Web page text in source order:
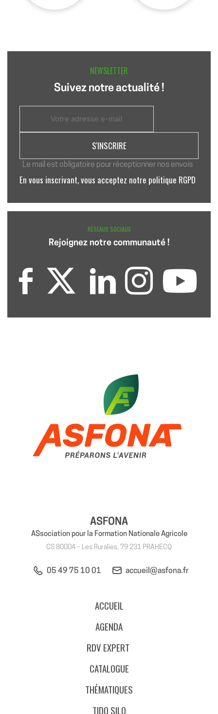
NEWSLETTER
Suivez notre actualité !
Le mail est obligatoire pour réceptionner nos envois
En vous inscrivant, vous acceptez notre politique RGPD
RÉSEAUX SOCIAUX
Rejoignez notre communauté !
ASFONA
ASsociation pour la Formation Nationale Agricole
CS 80004 – Les Ruralies, 79 231 PRAHECQ
05 49 75 10 01 accueil@asfona.fr
ACCUEIL
AGENDA
RDV EXPERT
CATALOGUE
THÉMATIQUES
TIDO SILO